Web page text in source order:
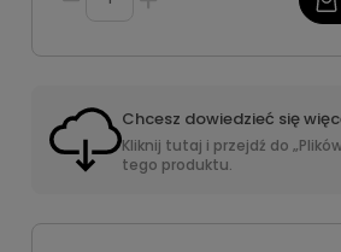
Chcesz dowiedzieć się
Kliknij tutaj i przejdź do
tego produktu.